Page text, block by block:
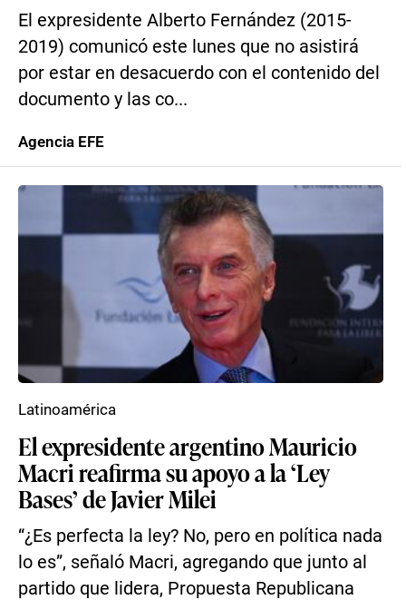
El expresidente Alberto Fernández (2015-
2019) comunicó este lunes que no asistirá
por estar en desacuerdo con el contenido del
documento y las co...
Agencia EFE
El expresidente argentino Mauricio
Macri reafirma su apoyo a la ‘Ley
Bases’ de Javier Milei
“¿Es perfecta la ley? No, pero en política nada
lo es”, señaló Macri, agregando que junto al
partido que lidera, Propuesta Republicana
Latinoamérica